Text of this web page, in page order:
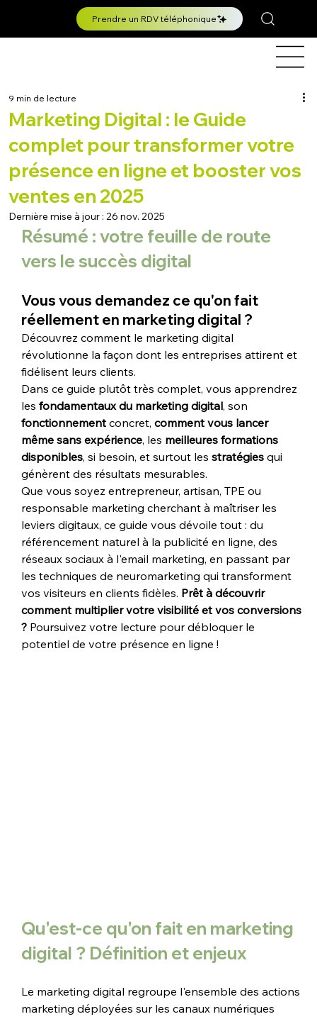
Prendre un RDV téléphonique
Marketing Digital : le Guide
complet pour transformer votre
présence en ligne et booster vos
ventes en 2025
9 min de lecture
Dernière mise à jour : 26 nov. 2025
Résumé : votre feuille de route
vers le succès digital
Vous vous demandez ce qu'on fait
réellement en marketing digital ?
Découvrez comment le marketing digital
révolutionne la façon dont les entreprises attirent et
fidélisent leurs clients.
Dans ce guide plutôt très complet, vous apprendrez
les fondamentaux du marketing digital, son
fonctionnement concret, comment vous lancer
même sans expérience, les meilleures formations
disponibles, si besoin, et surtout les stratégies qui
génèrent des résultats mesurables.
Que vous soyez entrepreneur, artisan, TPE ou
responsable marketing cherchant à maîtriser les
leviers digitaux, ce guide vous dévoile tout : du
référencement naturel à la publicité en ligne, des
réseaux sociaux à l'email marketing, en passant par
les techniques de neuromarketing qui transforment
vos visiteurs en clients fidèles. Prêt à découvrir
comment multiplier votre visibilité et vos conversions
? Poursuivez votre lecture pour débloquer le
potentiel de votre présence en ligne !
Qu'est-ce qu'on fait en marketing
digital ? Définition et enjeux
Le marketing digital regroupe l'ensemble des actions
marketing déployées sur les canaux numériques